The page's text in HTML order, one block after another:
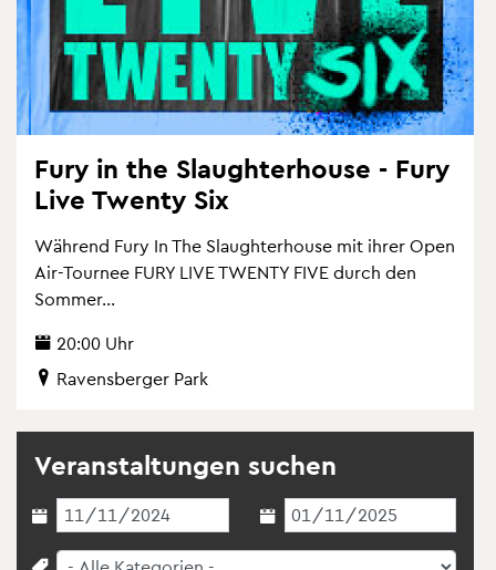
Fury in the Slaugh­ter­hou­se - Fury
Live Twen­ty Six
Wäh­rend Fury In The Slaugh­ter­hou­se mit ihrer Open
Air-Tour­nee FURY LIVE TWEN­TY FIVE durch den
Som­mer...
20:00 Uhr
Ra­vens­ber­ger Park
Ver­an­stal­tun­gen su­chen